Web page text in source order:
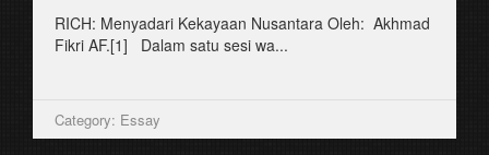
RICH: Menyadari Kekayaan Nusantara Oleh: Akhmad
Fikri AF.[1] Dalam satu sesi wa...
Category: Essay